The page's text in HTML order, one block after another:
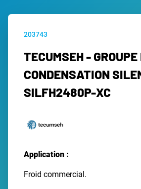
203743
TECUMSEH - GROUPE
CONDENSATION
SILFH2480P-XC
Application :
Froid commercial.